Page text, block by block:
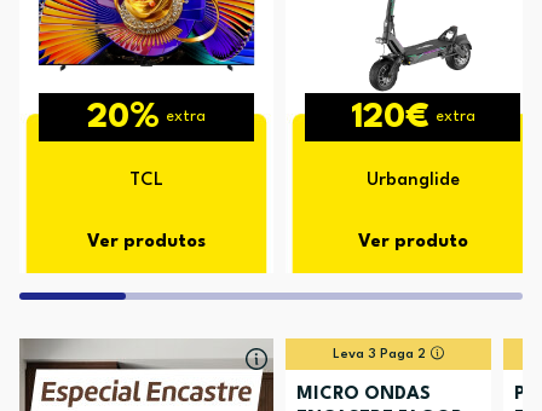
20% extra
TCL
Ver produtos
120€ extra
Urbanglide
Ver produto
Leva 3 Paga 2
MICRO ONDAS